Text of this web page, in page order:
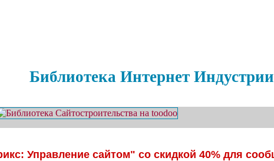
Библиотека Интернет
Управление сайтом" со скидкой 40% для